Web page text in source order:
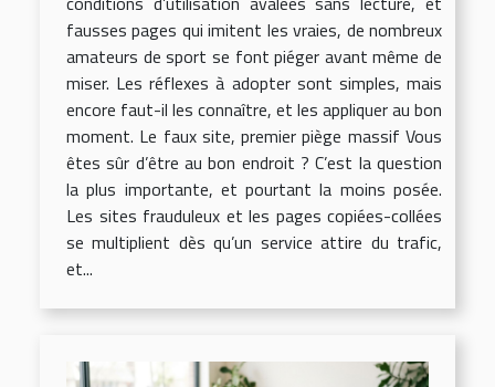
fausses pages qui imitent les vraies, de nombreux
amateurs de sport se font piéger avant même de
miser. Les réflexes à adopter sont simples, mais
encore faut-il les connaître, et les appliquer au bon
moment. Le faux site, premier piège massif Vous
êtes sûr d’être au bon endroit ? C’est la question
la plus importante, et pourtant la moins posée.
Les sites frauduleux et les pages copiées-collées
se multiplient dès qu’un service attire du trafic,
et...